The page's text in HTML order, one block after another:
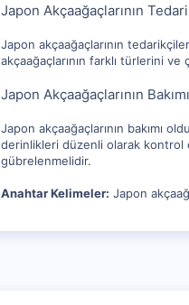
Japon Akçaağaçlarının
Japon akçaağaçlarının
akçaağaçlarının farklı türlerini
Japon Akçaağaçlarının Bakımı
Japon akçaağaçlarının bakımı
derinlikleri düzenli olarak kontrol
gübrelenmelidir.
Anahtar Kelimeler: Japon